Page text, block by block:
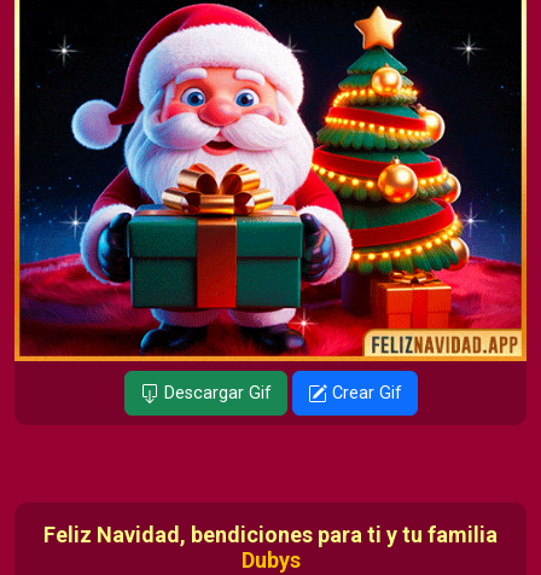
Descargar Gif Crear Gif
Feliz Navidad, bendiciones para ti y tu familia
Dubys